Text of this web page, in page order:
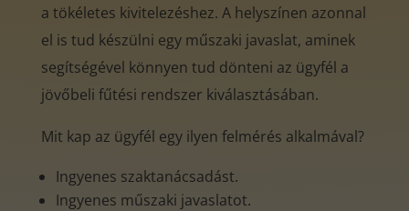
a tökéletes kivitelezéshez. A helyszínen azonnal
el is tud készülni egy műszaki javaslat, aminek
segítségével könnyen tud dönteni az ügyfél a
jövőbeli fűtési rendszer kiválasztásában.
Mit kap az ügyfél egy ilyen felmérés alkalmával?
Ingyenes szaktanácsadást.
Ingyenes műszaki javaslatot.